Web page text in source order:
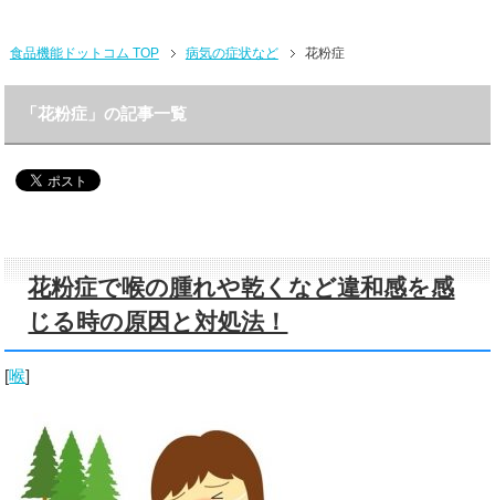
食品機能ドットコム TOP 病気の症状など 花粉症
「花粉症」の記事一覧
花粉症で喉の腫れや乾くなど違和感を感
じる時の原因と対処法！
[喉]